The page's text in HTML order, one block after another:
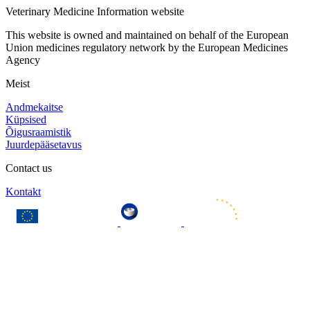
Veterinary Medicine Information website
This website is owned and maintained on behalf of the European
Union medicines regulatory network by the European Medicines
Agency
Meist
Andmekaitse
Küpsised
Õigusraamistik
Juurdepääsetavus
Contact us
Kontakt